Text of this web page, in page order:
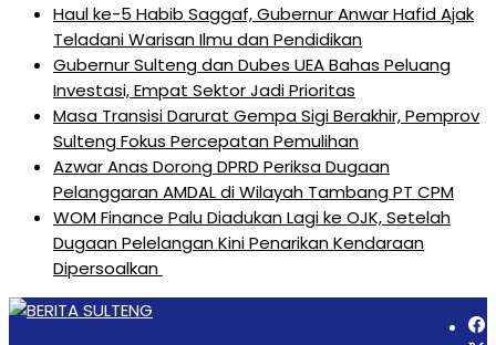
Haul ke-5 Habib Saggaf, Gubernur Anwar Hafid Ajak
Teladani Warisan Ilmu dan Pendidikan
Gubernur Sulteng dan Dubes UEA Bahas Peluang
Investasi, Empat Sektor Jadi Prioritas
Masa Transisi Darurat Gempa Sigi Berakhir, Pemprov
Sulteng Fokus Percepatan Pemulihan
Azwar Anas Dorong DPRD Periksa Dugaan
Pelanggaran AMDAL di Wilayah Tambang PT CPM
‎WOM Finance Palu Diadukan Lagi ke OJK, Setelah
Dugaan Pelelangan Kini Penarikan Kendaraan
Dipersoalkan ‎